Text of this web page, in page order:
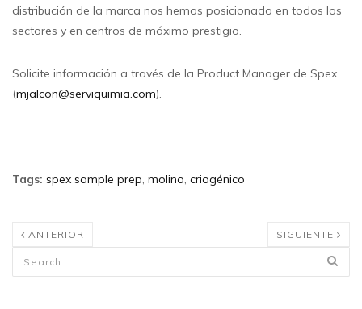
distribución de la marca nos hemos posicionado en todos los
sectores y en centros de máximo prestigio.
Solicite información a través de la Product Manager de Spex
(mjalcon@serviquimia.com).
Tags: spex sample prep, molino, criogénico
ANTERIOR SIGUIENTE
Formulario de búsqueda